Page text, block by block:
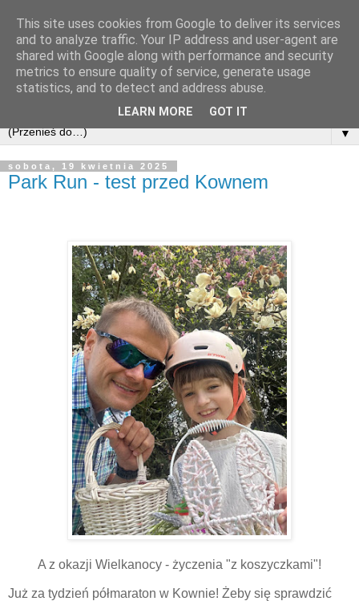
▼
sobota, 19 kwietnia 2025
Park Run - test przed Kownem
A z okazji Wielkanocy - życzenia "z koszyczkami"!
Już za tydzień półmaraton w Kownie! Żeby się sprawdzić
This site uses cookies from Google to deliver its services
and to analyze traffic. Your IP address and user-agent are
shared with Google along with performance and security
metrics to ensure quality of service, generate usage
statistics, and to detect and address abuse.
LEARN MORE GOT IT